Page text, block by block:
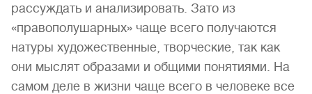
рассуждать и анализировать. Зато из
«правополушарных» чаще всего получаются
натуры художественные, творческие, так как
они мыслят образами и общими понятиями. На
самом деле в жизни чаще всего в человеке все